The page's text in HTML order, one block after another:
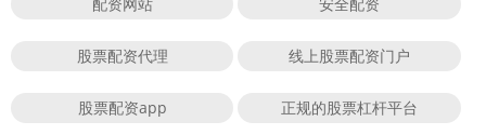
股票配资代理 线上股票配资门户
股票配资app 正规的股票杠杆平台